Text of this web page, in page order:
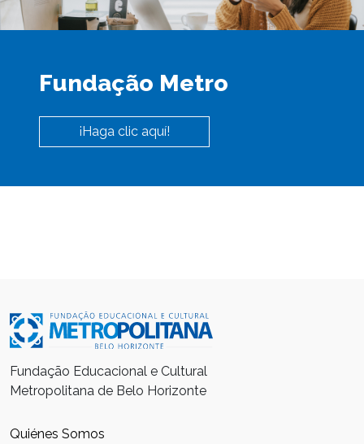
Fundação Metro
¡Haga clic aquí!
Fundação Educacional e Cultural
Metropolitana de Belo Horizonte
Quiénes Somos